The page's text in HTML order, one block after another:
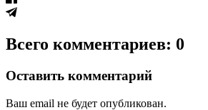
Всего комментариев: 0
Оставить комментарий
Ваш email не будет опубликован.